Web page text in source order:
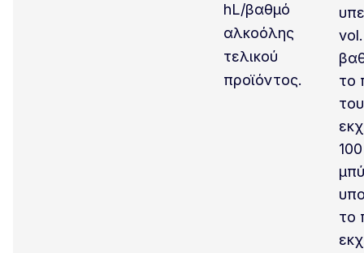
hL/βαθμό
αλκοόλης
τελικού
προϊόντος.
το
το